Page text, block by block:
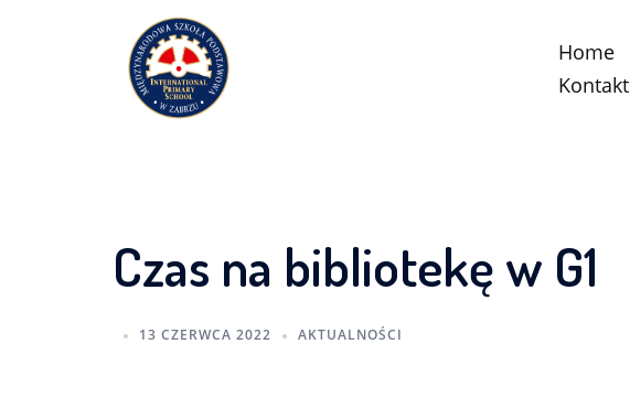
Home
Kontakt
Czas na bibliotekę w G1
13 CZERWCA 2022 AKTUALNOŚCI